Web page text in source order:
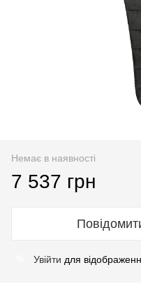
Немає в наявності
7 537 грн
Увійти для